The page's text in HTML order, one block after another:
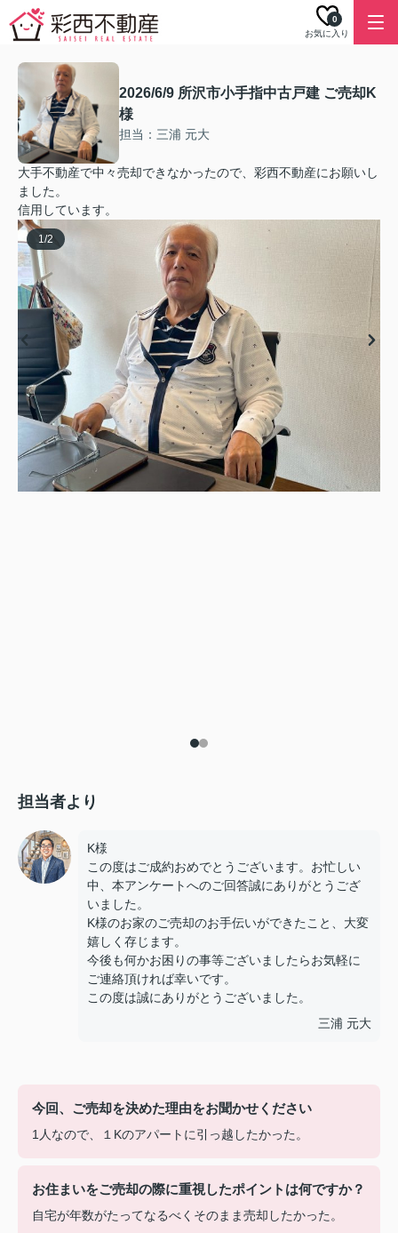
お気に入り
0
2026/6/9 所沢市小手指中古戸建 ご売却K
様
担当：三浦 元大
大手不動産で中々売却できなかったので、彩西不動産にお願いし
ました。
信用しています。
1/2
担当者より
K様
この度はご成約おめでとうございます。お忙しい
中、本アンケートへのご回答誠にありがとうござ
いました。
K様のお家のご売却のお手伝いができたこと、大変
嬉しく存じます。
今後も何かお困りの事等ございましたらお気軽に
ご連絡頂ければ幸いです。
この度は誠にありがとうございました。
三浦 元大
今回、ご売却を決めた理由をお聞かせください
1人なので、１Kのアパートに引っ越したかった。
お住まいをご売却の際に重視したポイントは何ですか？
自宅が年数がたってなるべくそのまま売却したかった。